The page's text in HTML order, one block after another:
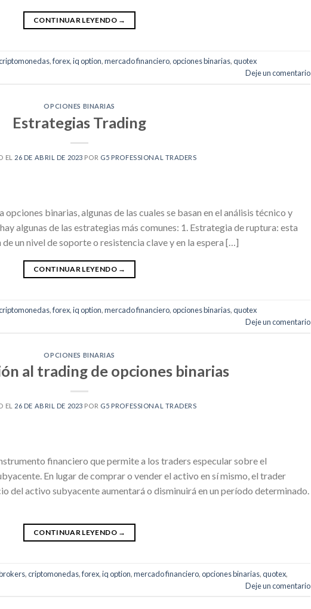
CONTINUAR LEYENDO →
,forex,iq option,mercado financiero,opciones binarias,quotex
Deje un comentario
OPCIONES BINARIAS
Estrategias Trading
EL 26 DE ABRIL DE 2023 POR G5 PROFESSIONAL TRADERS
binarias, algunas de las cuales se basan en el análisis técnico y
algunas de las estrategias más comunes: 1. Estrategia de ruptura: esta
un nivel de soporte o resistencia clave y en la espera […]
CONTINUAR LEYENDO →
,forex,iq option,mercado financiero,opciones binarias,quotex
Deje un comentario
OPCIONES BINARIAS
al trading de opciones binarias
EL 26 DE ABRIL DE 2023 POR G5 PROFESSIONAL TRADERS
financiero que permite a los traders especular sobre el
En lugar de comprar o vender el activo en sí mismo, el trader
del activo subyacente aumentará o disminuirá en un período determinado.
CONTINUAR LEYENDO →
,criptomonedas,forex,iq option,mercado financiero,opciones binarias,quotex,
Deje un comentario